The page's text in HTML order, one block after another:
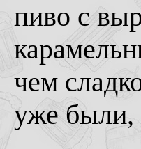
пиво с
чем
уже были,